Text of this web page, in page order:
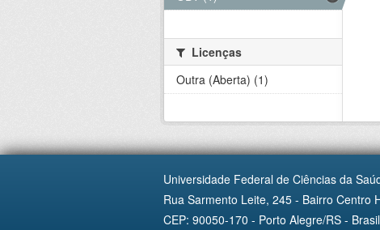
Licenças
Outra (Aberta) (1)
Universidade Federal de Ciências da
Rua Sarmento Leite, 245 - Bairro Centro
CEP: 90050-170 - Porto Alegre/RS - Brasil